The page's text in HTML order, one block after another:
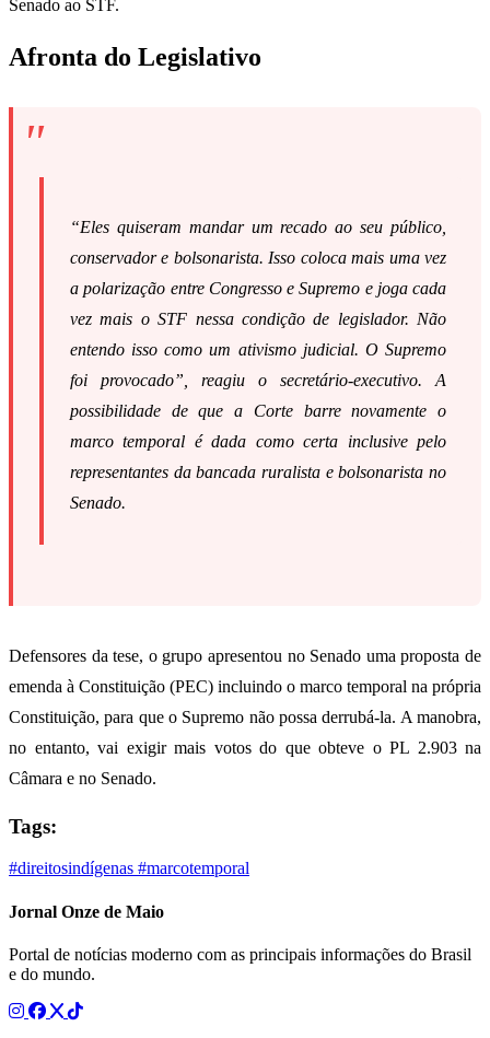
Senado ao STF.
Afronta do Legislativo
“Eles quiseram mandar um recado ao seu público,
conservador e bolsonarista. Isso coloca mais uma vez
a polarização entre Congresso e Supremo e joga cada
vez mais o STF nessa condição de legislador. Não
entendo isso como um ativismo judicial. O Supremo
foi provocado”, reagiu o secretário-executivo. A
possibilidade de que a Corte barre novamente o
marco temporal é dada como certa inclusive pelo
representantes da bancada ruralista e bolsonarista no
Senado.
Defensores da tese, o grupo apresentou no Senado uma proposta de
emenda à Constituição (PEC) incluindo o marco temporal na própria
Constituição, para que o Supremo não possa derrubá-la. A manobra,
no entanto, vai exigir mais votos do que obteve o PL 2.903 na
Câmara e no Senado.
Tags:
#direitosindígenas #marcotemporal
Jornal Onze de Maio
Portal de notícias moderno com as principais informações do Brasil
e do mundo.